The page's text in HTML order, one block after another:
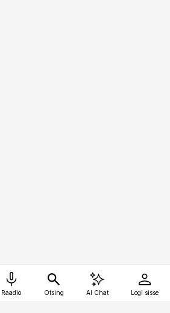
Raadio Otsing AI Chat Logi sisse